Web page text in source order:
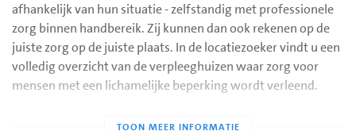
afhankelijk van hun situatie - zelfstandig met professionele
zorg binnen handbereik. Zij kunnen dan ook rekenen op de
juiste zorg op de juiste plaats. In de locatiezoeker vindt u een
volledig overzicht van de verpleeghuizen waar zorg voor
mensen met een lichamelijke beperking wordt verleend.